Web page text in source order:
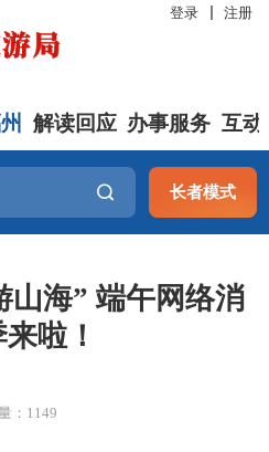
登录 注册
解读回应 办事服务 互动
长者模式
山海” 端午网络消
啦！
：1149